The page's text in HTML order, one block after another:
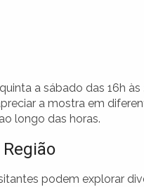
a sábado das 16h
a mostra em
longo das horas.
podem explorar